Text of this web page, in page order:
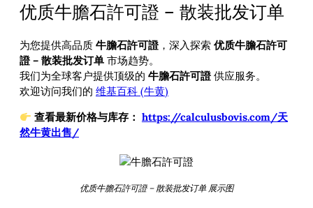
优质牛膽石許可證 – 散装批发订单
为您提供高品质 牛膽石許可證 ，深入探索 优质牛膽石許可
證 – 散装批发订单 市场趋势。
我们为全球客户提供顶级的 牛膽石許可證 供应服务。
欢迎访问我们的 维基百科 (牛黄)
查看最新价格与库存： https://calculusbovis.com/天
然牛黄出售/
优质牛膽石許可證 – 散装批发订单 展示图